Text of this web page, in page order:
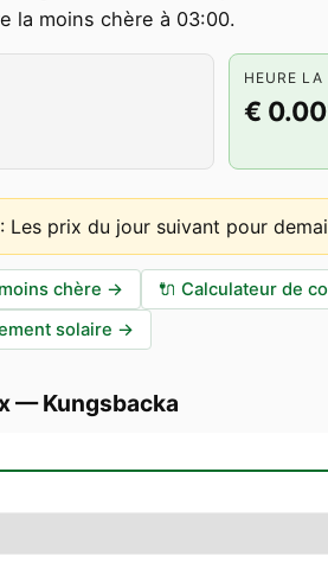
la moins chère à 03:00.
HEURE
€
: Les prix du jour suivant pour
chère → 🔌 Calculateur de
solaire →
—Kungsbacka